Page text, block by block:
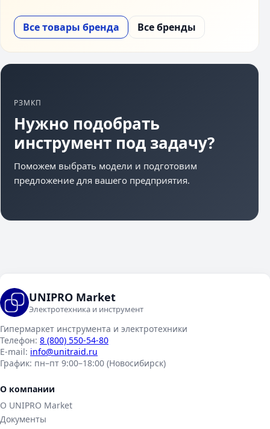
Все товары бренда Все бренды
РЗМКП
Нужно подобрать
инструмент под задачу?
Поможем выбрать модели и подготовим
предложение для вашего предприятия.
UNIPRO Market
Электротехника и инструмент
Гипермаркет инструмента и электротехники
Телефон: 8 (800) 550-54-80
E-mail: info@unitraid.ru
График: пн–пт 9:00–18:00 (Новосибирск)
О компании
О UNIPRO Market
Документы